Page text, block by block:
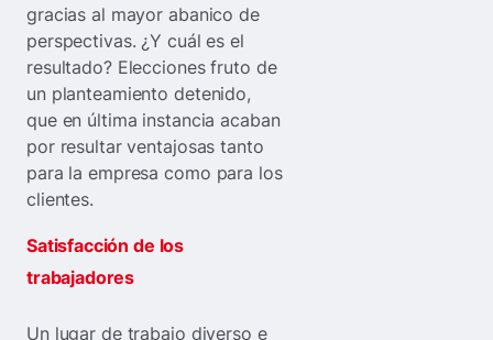
gracias al mayor abanico de
perspectivas. ¿Y cuál es el
resultado? Elecciones fruto de
un planteamiento detenido,
que en última instancia acaban
por resultar ventajosas tanto
para la empresa como para los
clientes.
Satisfacción de los
trabajadores
Un lugar de trabajo diverso e